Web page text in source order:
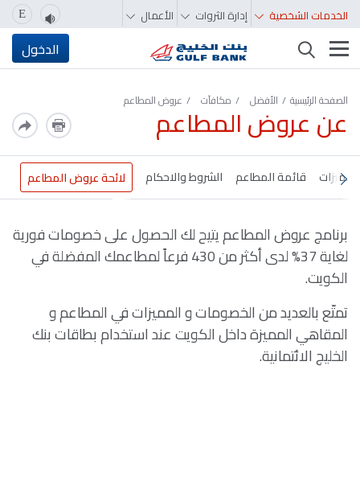
الخدمات الشخصية إدارة الثروات الأعمال E
تغيير التصفّح الدخول
الصفحة الرئيسية الأفضل مكافآت عروض المطاعم
عن عروض المطاعم
قائمة المطاعم الشروط والاحكام لائحة عروض المطاعم
برنامج عروض المطاعم يتيح لك الحصول على خصومات فورية
لغاية 37% لدى أكثر من 430 فرعاً لمطاعمك المفضلة في
الكويت.
تمتّع بالعديد من الخصومات و المميزات في المطاعم و
المقاهي المميزة داخل الكويت عند استخدام بطاقات بنك
الخليج الائتمانية.